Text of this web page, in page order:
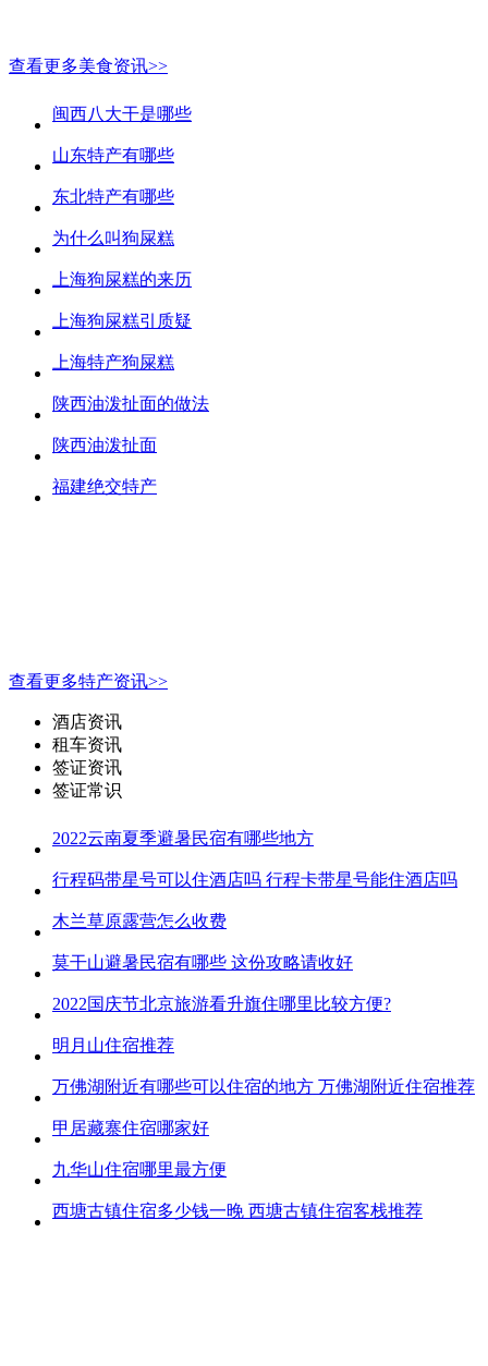
查看更多美食资讯>>
闽西八大干是哪些
山东特产有哪些
东北特产有哪些
为什么叫狗屎糕
上海狗屎糕的来历
上海狗屎糕引质疑
上海特产狗屎糕
陕西油泼扯面的做法
陕西油泼扯面
福建绝交特产
查看更多特产资讯>>
酒店资讯
租车资讯
签证资讯
签证常识
2022云南夏季避暑民宿有哪些地方
行程码带星号可以住酒店吗 行程卡带星号能住酒店吗
木兰草原露营怎么收费
莫干山避暑民宿有哪些 这份攻略请收好
2022国庆节北京旅游看升旗住哪里比较方便?
明月山住宿推荐
万佛湖附近有哪些可以住宿的地方 万佛湖附近住宿推荐
甲居藏寨住宿哪家好
九华山住宿哪里最方便
西塘古镇住宿多少钱一晚 西塘古镇住宿客栈推荐